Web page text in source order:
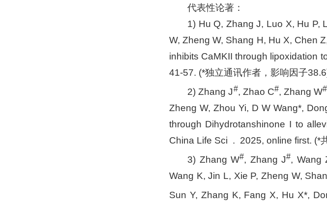
代表性论著：
1) Hu Q, Zhang J, Luo X, Hu P,
W, Zheng W, Shang H, Hu X, Chen
inhibits CaMKII through lipoxidation
41-57. (*独立通讯作者，影响因子
2) Zhang J#, Zhao C#, Zhang W#
Zheng W, Zhou Yi, D W Wang*,
through Dihydrotanshinone I to
China Life Sci . 2025, online first. (*
3) Zhang W#, Zhang J#, Wang
Wang K, Jin L, Xie P, Zheng W,
Sun Y, Zhang K, Fang X, Hu X*,